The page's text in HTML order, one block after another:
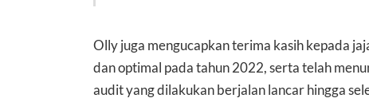
Olly juga mengucapkan terima kasih kepada
dan optimal pada tahun 2022, serta telah
audit yang dilakukan berjalan lancar hingga